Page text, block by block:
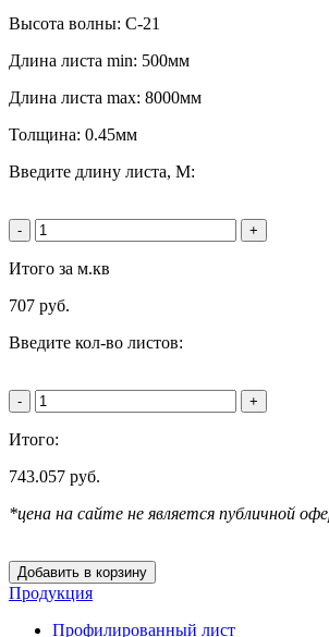
Высота волны: C-21
Длина листа min: 500мм
Длина листа max: 8000мм
Толщина: 0.45мм
Введите длину листа, М:
- +
Итого за м.кв
707 руб.
Введите кол-во листов:
- +
Итого:
743.057 руб.
*цена на сайте не является публичной
Добавить в корзину
Продукция
Профилированный лист